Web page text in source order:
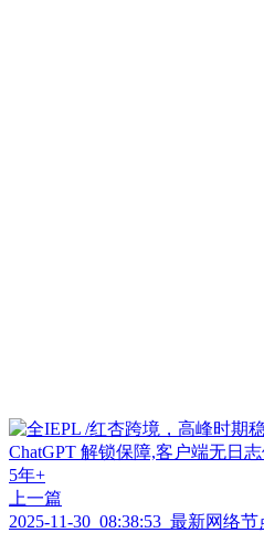
上一篇
2025-11-30_08:38:53_最新网络